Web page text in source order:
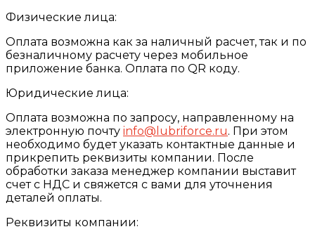
Физические лица:
Оплата возможна как за наличный расчет, так и по
безналичному расчету через мобильное
приложение банка. Оплата по QR коду.
Юридические лица:
Оплата возможна по запросу, направленному на
электронную почту info@lubriforce.ru. При этом
необходимо будет указать контактные данные и
прикрепить реквизиты компании. После
обработки заказа менеджер компании выставит
счет с НДС и свяжется с вами для уточнения
деталей оплаты.
Реквизиты компании: